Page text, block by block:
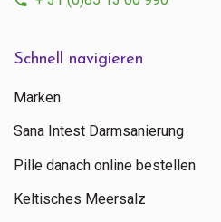
Schnell navigieren
Marken
Sana Intest Darmsanierung
Pille danach online bestellen
Keltisches Meersalz